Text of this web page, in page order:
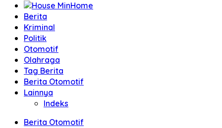
Home
Berita
Kriminal
Politik
Otomotif
Olahraga
Tag Berita
Berita Otomotif
Lainnya
Indeks
Berita Otomotif